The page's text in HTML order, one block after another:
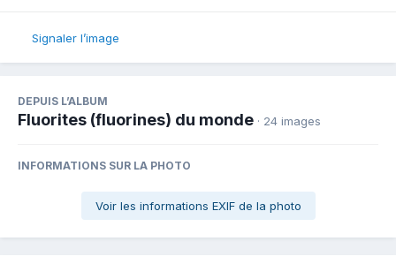
Signaler l’image
DEPUIS L’ALBUM
Fluorites (fluorines) du monde · 24 images
INFORMATIONS SUR LA PHOTO
Voir les informations EXIF de la photo